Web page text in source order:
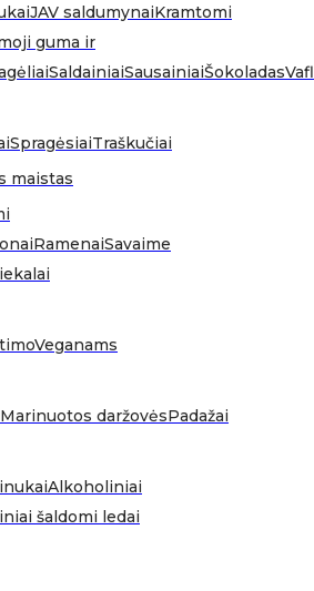
JAV saldumynaiKramtomi
guma ir
SaldainiaiSausainiaiŠokoladas
SpragėsiaiTraškučiai
maistas
RamenaiSavaime
Veganams
Marinuotos daržovėsPadažai
Alkoholiniai
šaldomi ledai